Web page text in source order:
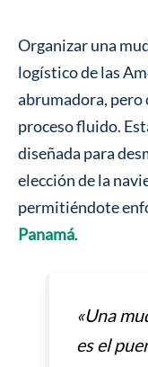
Organizar una
logístico de las
abrumadora, pero
proceso fluido.
diseñada para
elección de la
permitiéndote
Panamá.
«Una
es el